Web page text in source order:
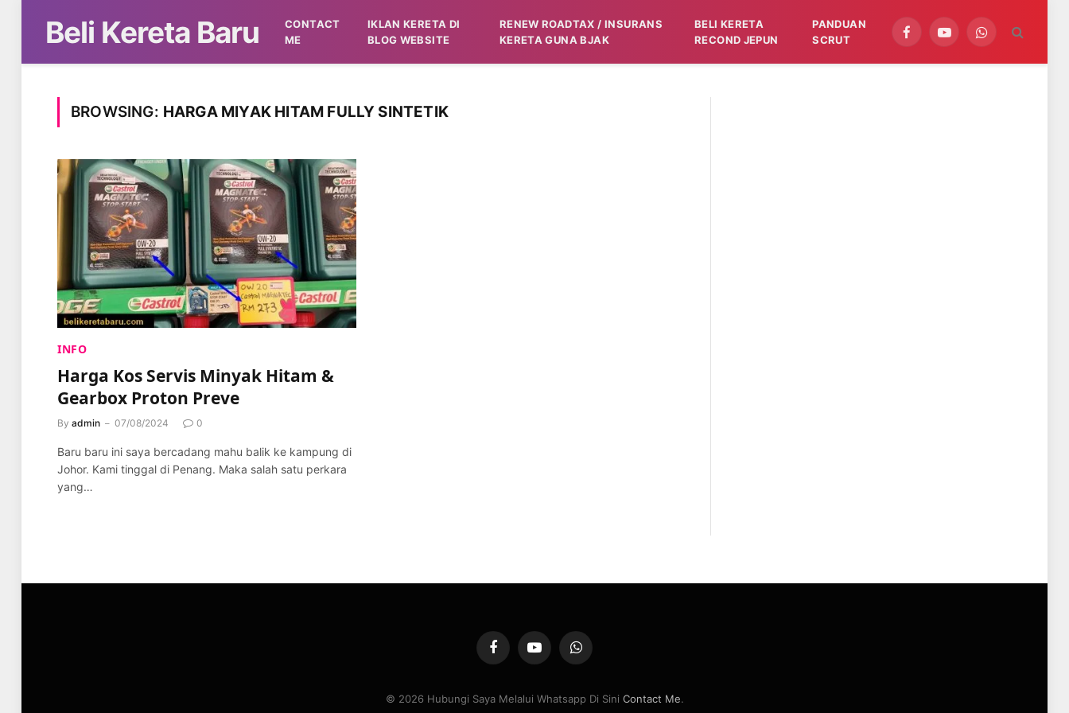
Beli Kereta Baru
CONTACT
ME
IKLAN KERETA DI
BLOG WEBSITE
RENEW ROADTAX / INSURANS
KERETA GUNA BJAK
BELI KERETA
RECOND JEPUN
PANDUAN
SCRUT
FacebookYouTubeWhatsApp
BROWSING: HARGA MIYAK HITAM FULLY SINTETIK
INFO
Harga Kos Servis Minyak Hitam &
Gearbox Proton Preve
By admin 07/08/2024 0
Baru baru ini saya bercadang mahu balik ke kampung di
Johor. Kami tinggal di Penang. Maka salah satu perkara
yang…
FacebookYouTubeWhatsApp
© 2026 Hubungi Saya Melalui Whatsapp Di Sini Contact Me.